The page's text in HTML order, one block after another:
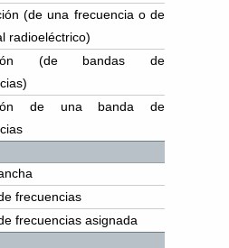
(de una frecuencia o de
radioeléctrico)
(de bandas de
de una banda de
frecuencias
frecuencias asignada